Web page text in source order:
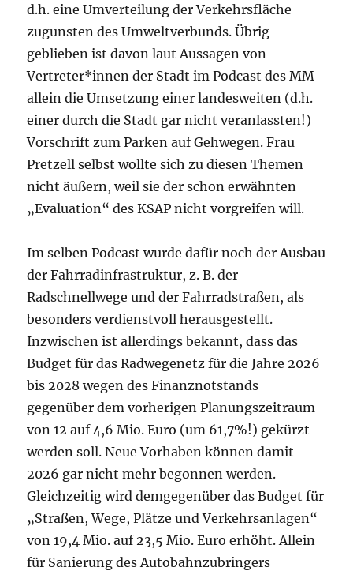
d.h. eine Umverteilung der Verkehrsfläche
zugunsten des Umweltverbunds. Übrig
geblieben ist davon laut Aussagen von
Vertreter*innen der Stadt im Podcast des MM
allein die Umsetzung einer landesweiten (d.h.
einer durch die Stadt gar nicht veranlassten!)
Vorschrift zum Parken auf Gehwegen. Frau
Pretzell selbst wollte sich zu diesen Themen
nicht äußern, weil sie der schon erwähnten
„Evaluation“ des KSAP nicht vorgreifen will.
Im selben Podcast wurde dafür noch der Ausbau
der Fahrradinfrastruktur, z. B. der
Radschnellwege und der Fahrradstraßen, als
besonders verdienstvoll herausgestellt.
Inzwischen ist allerdings bekannt, dass das
Budget für das Radwegenetz für die Jahre 2026
bis 2028 wegen des Finanznotstands
gegenüber dem vorherigen Planungszeitraum
von 12 auf 4,6 Mio. Euro (um 61,7%!) gekürzt
werden soll. Neue Vorhaben können damit
2026 gar nicht mehr begonnen werden.
Gleichzeitig wird demgegenüber das Budget für
„Straßen, Wege, Plätze und Verkehrsanlagen“
von 19,4 Mio. auf 23,5 Mio. Euro erhöht. Allein
für Sanierung des Autobahnzubringers